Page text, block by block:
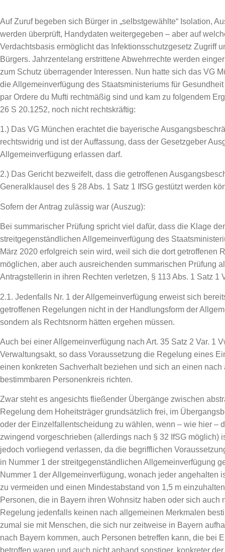
Auf Zuruf begeben sich Bürger in „selbstgewählte“ Isolation,
werden überprüft, Handydaten weitergegeben – aber auf
Verdachtsbasis ermöglicht das Infektionsschutzgesetz Zugriff
Bürgers. Jahrzentelang erstrittene Abwehrrechte werden
zum Schutz überragender Interessen. Nun hatte sich das VG
die Allgemeinverfügung des Staatsministeriums für
par Ordere du Mufti rechtmäßig sind und kam zu folgendem
26 S 20.1252, noch nicht rechtskräftig:
1.) Das VG München erachtet die bayerische
rechtswidrig und ist der Auffassung, dass der Gesetzgeber
Allgemeinverfügung erlassen darf.
2.) Das Gericht bezweifelt, dass die getroffenen
Generalklausel des § 28 Abs. 1 Satz 1 IfSG gestützt werden
Sofern der Antrag zulässig war (Auszug):
Bei summarischer Prüfung spricht viel dafür, dass die Klage
streitgegenständlichen Allgemeinverfügung des
März 2020 erfolgreich sein wird, weil sich die dort getroffenen
möglichen, aber auch ausreichenden summarischen Prüfung
Antragstellerin in ihren Rechten verletzen, § 113 Abs. 1 Satz 1
2.1. Jedenfalls Nr. 1 der Allgemeinverfügung erweist sich
getroffenen Regelungen nicht in der Handlungsform der
sondern als Rechtsnorm hätten ergehen müssen.
Auch bei einer Allgemeinverfügung nach Art. 35 Satz 2 Var. 1
Verwaltungsakt, so dass Voraussetzung die Regelung eines
einen konkreten Sachverhalt beziehen und sich an einen
bestimmbaren Personenkreis richten.
Zwar steht es angesichts fließender Übergänge zwischen
Regelung dem Hoheitsträger grundsätzlich frei, im
oder der Einzelfallentscheidung zu wählen, wenn – wie hier –
zwingend vorgeschrieben (allerdings nach § 32 IfSG möglich)
jedoch vorliegend verlassen, da die begrifflichen
in Nummer 1 der streitgegenständlichen Allgemeinverfügung
Nummer 1 der Allgemeinverfügung, wonach jeder angehalten
zu vermeiden und einen Mindestabstand von 1,5 m
Personen, die in Bayern ihren Wohnsitz haben oder sich auch
Regelung jedenfalls keinen nach allgemeinen Merkmalen
zumal sie mit Menschen, die sich nur zeitweise in Bayern
nach Bayern kommen, auch Personen betreffen kann, die bei